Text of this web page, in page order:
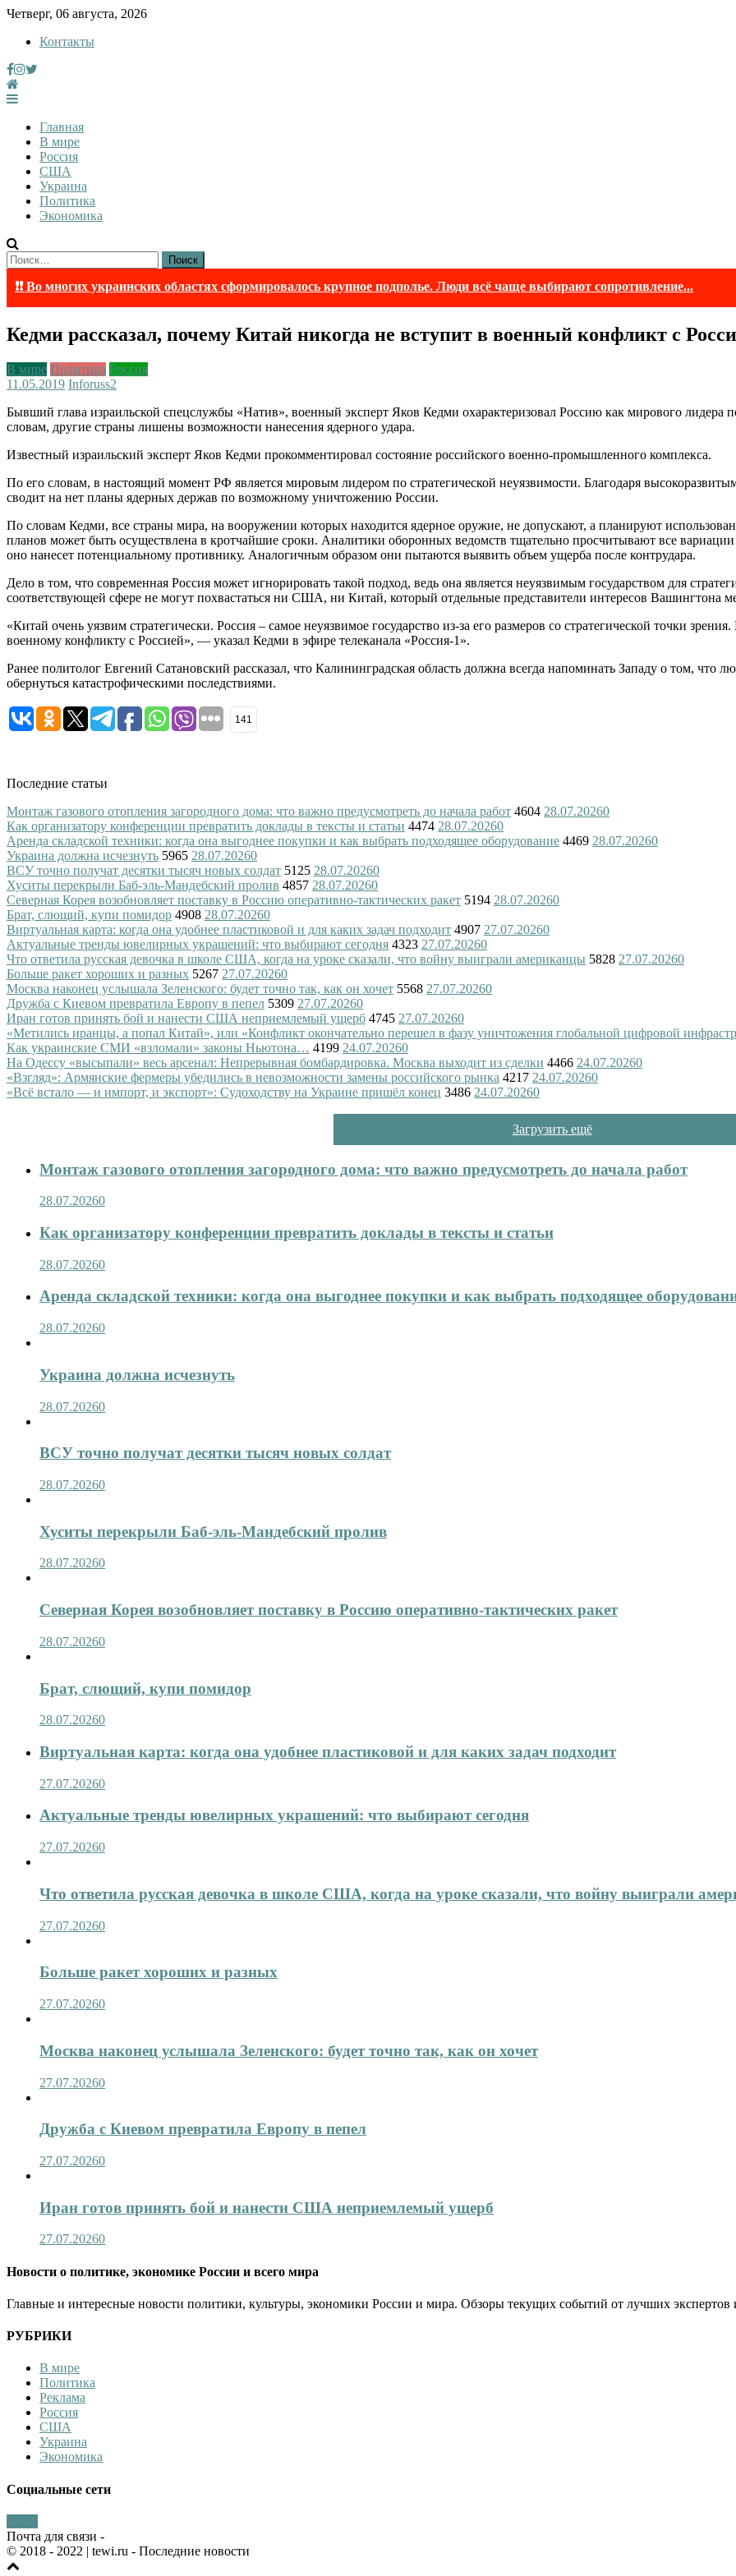
Skip
content
Четверг, 06 августа, 2026
Контакты
InfoRuss
InfoRuss — Новости
Главная
В мире
Россия
США
Украина
Политика
Экономика
Найти:
❗❗ Во многих украинских областях сформировалось крупное подполье. Люди всё чаще выбирают сопротивление...
Кедми рассказал, почему Китай никогда не вступит в военный конфликт с
В мире Политика Россия
11.05.2019 Inforuss2
Бывший глава израильской спецслужбы «Натив», военный эксперт Яков Кедми охарактеризовал Россию как мирового лидера
словам, другие страны лишены возможности нанесения ядерного удара.
Известный израильский эксперт Яков Кедми прокомментировал состояние российского военно-промышленного комплекса.
По его словам, в настоящий момент РФ является мировым лидером по стратегической неуязвимости. Благодаря
сводит на нет планы ядерных держав по возможному уничтожению России.
По словам Кедми, все страны мира, на вооружении которых находится ядерное оружие, не допускают, а планируют
планов может быть осуществлена в кротчайшие сроки. Аналитики оборонных ведомств тщательно просчитывают все
оно нанесет потенциальному противнику. Аналогичным образом они пытаются выявить объем ущерба после контрудара.
Дело в том, что современная Россия может игнорировать такой подход, ведь она является неуязвимым государством для
соответствующей сфере не могут похвастаться ни США, ни Китай, который отдельные представители интересов Вашингтона
«Китай очень уязвим стратегически. Россия – самое неуязвимое государство из-за его размеров со стратегической точки
военному конфликту с Россией», — указал Кедми в эфире телеканала «Россия-1».
Ранее политолог Евгений Сатановский рассказал, что Калининградская область должна всегда напоминать Западу о том,
обернуться катастрофическими последствиями.
141
Последние статьи
Монтаж газового отопления загородного дома: что важно предусмотреть до начала работ 4604 28.07.20260
Как организатору конференции превратить доклады в тексты и статьи 4474 28.07.20260
Аренда складской техники: когда она выгоднее покупки и как выбрать подходящее оборудование 4469 28.07.20260
Украина должна исчезнуть 5965 28.07.20260
ВСУ точно получат десятки тысяч новых солдат 5125 28.07.20260
Хуситы перекрыли Баб-эль-Мандебский пролив 4857 28.07.20260
Северная Корея возобновляет поставку в Россию оперативно-тактических ракет 5194 28.07.20260
Брат, слющий, купи помидор 4908 28.07.20260
Виртуальная карта: когда она удобнее пластиковой и для каких задач подходит 4907 27.07.20260
Актуальные тренды ювелирных украшений: что выбирают сегодня 4323 27.07.20260
Что ответила русская девочка в школе США, когда на уроке сказали, что войну выиграли американцы 5828 27.07.20260
Больше ракет хороших и разных 5267 27.07.20260
Москва наконец услышала Зеленского: будет точно так, как он хочет 5568 27.07.20260
Дружба с Киевом превратила Европу в пепел 5309 27.07.20260
Иран готов принять бой и нанести США неприемлемый ущерб 4745 27.07.20260
«Метились иранцы, а попал Китай», или «Конфликт окончательно перешел в фазу уничтожения глобальной цифровой
Как украинские СМИ «взломали» законы Ньютона… 4199 24.07.20260
На Одессу «высыпали» весь арсенал: Непрерывная бомбардировка. Москва выходит из сделки 4466 24.07.20260
«Взгляд»: Армянские фермеры убедились в невозможности замены российского рынка 4217 24.07.20260
«Всё встало — и импорт, и экспорт»: Судоходству на Украине пришёл конец 3486 24.07.20260
Загрузить ещё
Монтаж газового отопления загородного дома: что важно предусмотреть до начала работ
28.07.20260
Как организатору конференции превратить доклады в тексты и статьи
28.07.20260
Аренда складской техники: когда она выгоднее покупки и как выбрать подходящее
28.07.20260
Украина должна исчезнуть
28.07.20260
ВСУ точно получат десятки тысяч новых солдат
28.07.20260
Хуситы перекрыли Баб-эль-Мандебский пролив
28.07.20260
Северная Корея возобновляет поставку в Россию оперативно-тактических ракет
28.07.20260
Брат, слющий, купи помидор
28.07.20260
Виртуальная карта: когда она удобнее пластиковой и для каких задач подходит
27.07.20260
Актуальные тренды ювелирных украшений: что выбирают сегодня
27.07.20260
Что ответила русская девочка в школе США, когда на уроке сказали, что войну выиграли
27.07.20260
Больше ракет хороших и разных
27.07.20260
Москва наконец услышала Зеленского: будет точно так, как он хочет
27.07.20260
Дружба с Киевом превратила Европу в пепел
27.07.20260
Иран готов принять бой и нанести США неприемлемый ущерб
27.07.20260
Новости о политике, экономике России и всего мира
Главные и интересные новости политики, культуры, экономики России и мира. Обзоры текущих событий от лучших экспертов
РУБРИКИ
В мире
Политика
Реклама
Россия
США
Украина
Экономика
Социальные сети
Почта для связи -
© 2018 - 2022 | tewi.ru - Последние новости